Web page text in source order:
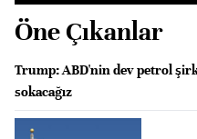
Öne Çıkanlar
Trump: ABD'nin dev petrol
sokacağız